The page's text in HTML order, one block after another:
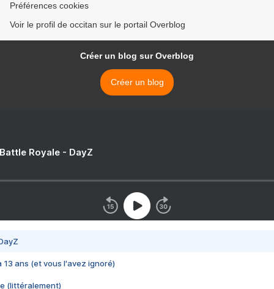
Préférences cookies
Voir le profil de occitan sur le portail Overblog
Créer un blog sur Overblog
Créer un blog
Royale - DayZ
13 ans (et vous l'avez ignoré)
(littéralement)